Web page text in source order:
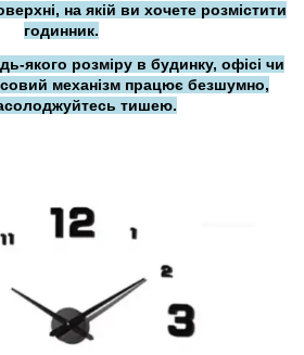
на якій ви хочете розмістити
годинник.
якого розміру в будинку, офісі чи
механізм працює безшумно,
тишею.